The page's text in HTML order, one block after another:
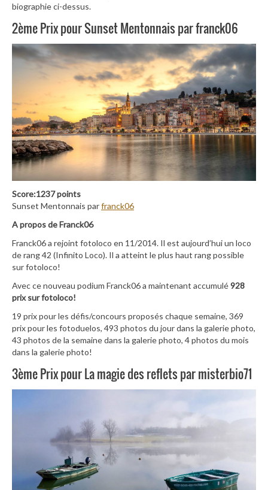
biographie ci-dessus.
2ème Prix pour Sunset Mentonnais par franck06
Score:1237 points
Sunset Mentonnais parfranck06
A propos de Franck06
Franck06 a rejoint fotoloco en 11/2014. Il est aujourd’hui un loco
de rang 42 (Infinito Loco). Il a atteint le plus haut rang possible
sur fotoloco!
Avec ce nouveau podium Franck06 a maintenant accumulé928
prix sur fotoloco!
19 prix pour les défis/concours proposés chaque semaine, 369
prix pour les fotoduelos, 493 photos du jour dans la galerie photo,
43 photos de la semaine dans la galerie photo, 4 photos du mois
dans la galerie photo!
3ème Prix pour La magie des reflets par misterbio71